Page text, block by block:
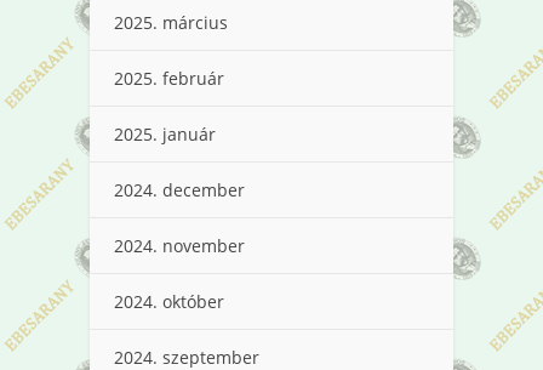
2025. március
2025. február
2025. január
2024. december
2024. november
2024. október
2024. szeptember